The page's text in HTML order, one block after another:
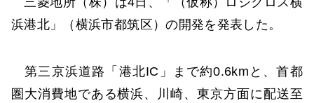
浜港北」（横浜市都筑区）の開発を発表した。
第三京浜道路「港北IC」まで約0.6kmと、首都
圏大消費地である横浜、川崎、東京方面に配送至